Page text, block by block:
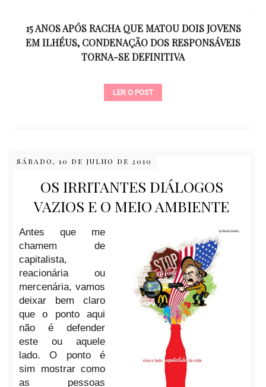
15 ANOS APÓS RACHA QUE MATOU DOIS JOVENS
EM ILHÉUS, CONDENAÇÃO DOS RESPONSÁVEIS
TORNA-SE DEFINITIVA
LER O POST
SÁBADO, 10 DE JULHO DE 2010
OS IRRITANTES DIÁLOGOS
VAZIOS E O MEIO AMBIENTE
Antes que me
chamem de
capitalista,
reacionária ou
mercenária, vamos
deixar bem claro
que o ponto aqui
não é defender
este ou aquele
lado. O ponto é
sim mostrar como
as pessoas